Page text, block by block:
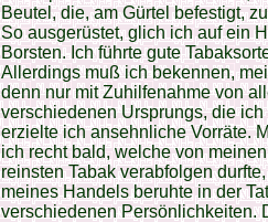
Beutel, die, am Gürtel befestigt,
So ausgerüstet, glich ich auf ein
Borsten. Ich führte gute
Allerdings muß ich bekennen,
denn nur mit Zuhilfenahme von
verschiedenen Ursprungs, die
erzielte ich ansehnliche Vorräte.
ich recht bald, welche von
reinsten Tabak verabfolgen
meines Handels beruhte in der
verschiedenen Persönlichkeiten.